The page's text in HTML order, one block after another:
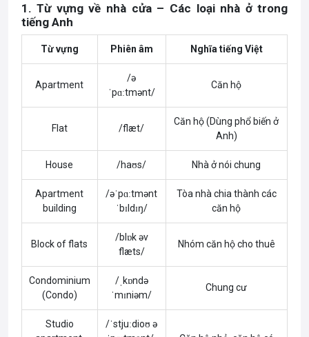
1. Từ vựng về nhà cửa – Các loại nhà ở trong
tiếng Anh
Từ vựng Phiên âm Nghĩa tiếng Việt
Apartment
/ə
ˈpɑːtmənt/
Căn hộ
Flat /flæt/
Căn hộ (Dùng phổ biến ở
Anh)
House /haʊs/ Nhà ở nói chung
Apartment
building
/əˈpɑːtmənt
ˈbɪldɪŋ/
Tòa nhà chia thành các
căn hộ
Block of flats
/blɒk əv
flæts/
Nhóm căn hộ cho thuê
Condominium
(Condo)
/ˌkɒndə
ˈmɪniəm/
Chung cư
Studio
/ˈstjuːdioʊ ə